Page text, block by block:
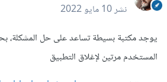
نشر10 مايو 2022
يوجد مكتبة بسيطة تساعد على حل
المستخدم مرتين لإغلاق التطبيق